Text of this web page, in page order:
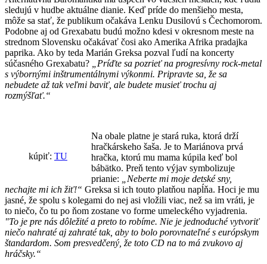
sledujú v hudbe aktuálne dianie. Keď príde do menšieho mesta,
môže sa stať, že publikum očakáva Lenku Dusilovú s Čechomorom.
Podobne aj od Grexabatu budú možno kdesi v okresnom meste na
strednom Slovensku očakávať čosi ako Amerika Afrika pradajka
paprika. Ako by teda Marián Greksa pozval ľudí na koncerty
súčasného Grexabatu?
„Príďte sa pozrieť na progresívny rock-metal
s výbornými inštrumentálnymi výkonmi. Pripravte sa, že sa
nebudete až tak veľmi baviť, ale budete musieť trochu aj
rozmýšľať.“
kúpiť: TU
Na obale platne je stará ruka, ktorá drží
hračkárskeho šaša. Je to Mariánova prvá
hračka, ktorú mu mama kúpila keď bol
bábätko. Preň tento výjav symbolizuje
prianie:
„Neberte mi moje detské sny,
nechajte mi ich žiť!“ Greksa si ich touto platňou napĺňa. Hoci je mu
jasné, že spolu s kolegami do nej asi vložili viac, než sa im vráti, je
to niečo, čo tu po ňom zostane vo forme umeleckého vyjadrenia.
"To je pre nás dôležité a preto to robíme. Nie je jednoduché vytvoriť
niečo nahraté aj zahraté tak, aby to bolo porovnateľné s európskym
štandardom. Som presvedčený, že toto CD na to má zvukovo aj
hráčsky.“